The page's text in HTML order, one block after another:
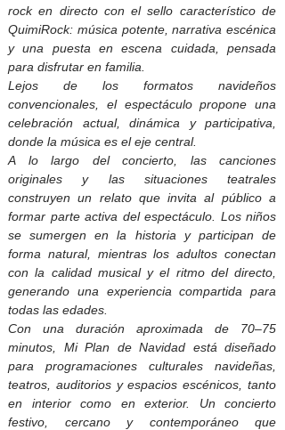
rock en directo con el sello característico de
QuimiRock: música potente, narrativa escénica
y una puesta en escena cuidada, pensada
para disfrutar en familia.
Lejos de los formatos navideños
convencionales, el espectáculo propone una
celebración actual, dinámica y participativa,
donde la música es el eje central.
A lo largo del concierto, las canciones
originales y las situaciones teatrales
construyen un relato que invita al público a
formar parte activa del espectáculo. Los niños
se sumergen en la historia y participan de
forma natural, mientras los adultos conectan
con la calidad musical y el ritmo del directo,
generando una experiencia compartida para
todas las edades.
Con una duración aproximada de 70–75
minutos, Mi Plan de Navidad está diseñado
para programaciones culturales navideñas,
teatros, auditorios y espacios escénicos, tanto
en interior como en exterior. Un concierto
festivo, cercano y contemporáneo que